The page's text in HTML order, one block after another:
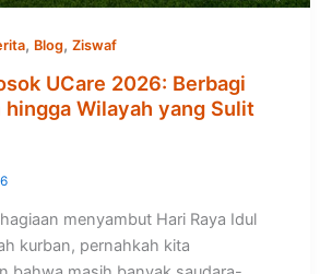
, Blog, Ziswaf
UCare 2026: Berbagi
hingga Wilayah yang Sulit
menyambut Hari Raya Idul
kurban, pernahkah kita